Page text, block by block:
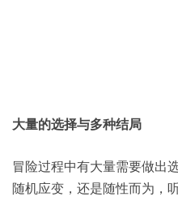
大量的选择与多种结局
冒险过程中有大量需要做出
随机应变，还是随性而为，